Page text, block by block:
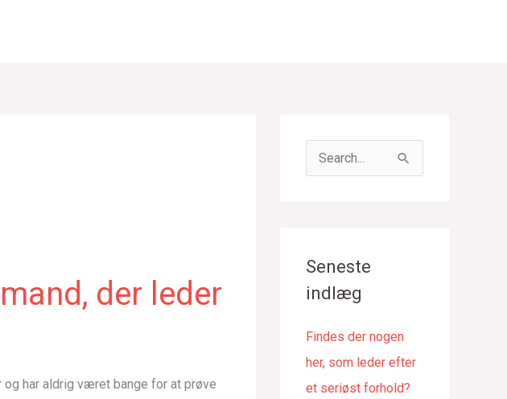
der leder
har aldrig været bange for at prøve
ø
r
:
Seneste
indlæg
Findes der nogen
her, som leder efter
et seriøst forhold?